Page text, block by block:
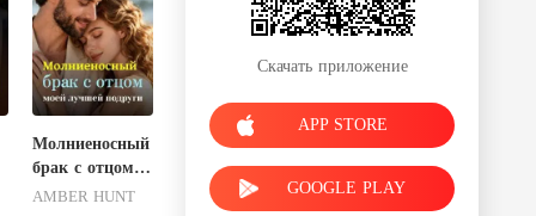
Молниеносный
брак с отцом
моей лучшей
AMBER HUNT
Скачать приложение
APP STORE
GOOGLE PLAY